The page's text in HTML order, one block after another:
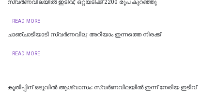
സ്വര്‍ണവിലയില്‍ ഇടിവ്; ഒറ്റയടിക്ക് 2200 രൂപ കുറഞ്ഞു
READ MORE
ചാഞ്ചാടിയാടി സ്വർണവില; അറിയാം ഇന്നത്തെ നിരക്ക്
READ MORE
കുതിപ്പിന് ഒടുവില്‍ ആശ്വാസം: സ്വർണവിലയില്‍ ഇന്ന് നേരിയ ഇടിവ്